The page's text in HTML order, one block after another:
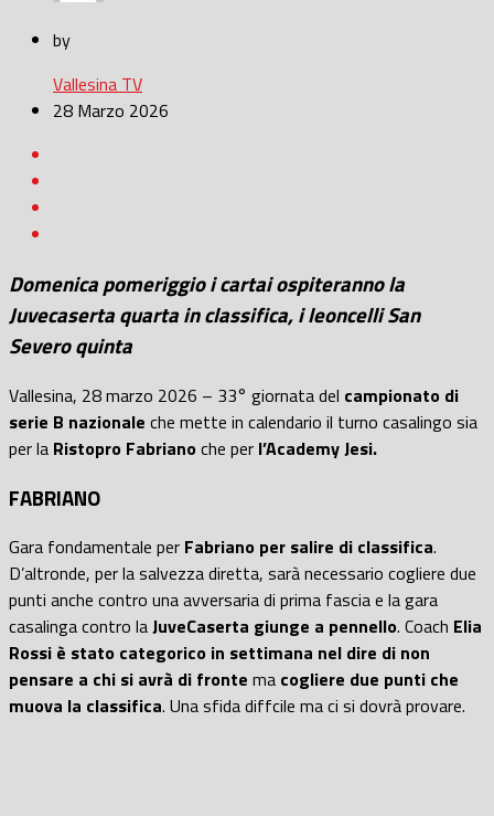
by
Vallesina TV
28 Marzo 2026
Domenica pomeriggio i cartai ospiteranno la
Juvecaserta quarta in classifica, i leoncelli San
Severo quinta
Vallesina, 28 marzo 2026 – 33° giornata del campionato di
serie B nazionale che mette in calendario il turno casalingo sia
per la Ristopro Fabrianoche per l’Academy Jesi.
FABRIANO
Gara fondamentale per Fabriano per salire di classifica.
D’altronde, per la salvezza diretta, sarà necessario cogliere due
punti anche contro una avversaria di prima fascia e la gara
casalinga contro laJuveCaserta giunge a pennello. Coach Elia
Rossi è stato categorico in settimana nel dire di non
pensare a chi si avrà di fronte ma cogliere due punti che
muova la classifica. Una sfida diffcile ma ci si dovrà provare.